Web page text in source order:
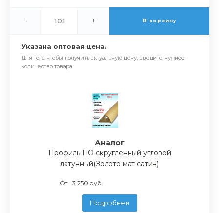
- + В корзину
Указана оптовая цена.
Для того, чтобы получить актуальную цену, введите нужное
количество товара.
Аналог
Профиль ПО скругленный угловой
латунный(Золото мат сатин)
От 3 250 руб.
Подробнее